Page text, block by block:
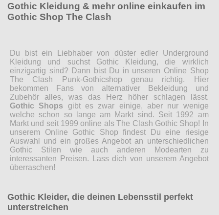
Gothic Kleidung & mehr online einkaufen im
Gothic Shop The Clash
Du bist ein Liebhaber von düster edler Underground
Kleidung und suchst Gothic Kleidung, die wirklich
einzigartig sind? Dann bist Du in unseren Online Shop
The Clash Punk-Gothicshop genau richtig. Hier
bekommen Fans von alternativer Bekleidung und
Zubehör alles, was das Herz höher schlagen lässt.
Gothic Shops gibt es zwar einige, aber nur wenige
welche schon so lange am Markt sind. Seit 1992 am
Markt und seit 1999 online als The Clash Gothic Shop! In
unserem Online Gothic Shop findest Du eine riesige
Auswahl und ein großes Angebot an unterschiedlichen
Gothic Stilen wie auch anderen Modearten zu
interessanten Preisen. Lass dich von unserem Angebot
überraschen!
Gothic Kleider, die deinen Lebensstil perfekt
unterstreichen